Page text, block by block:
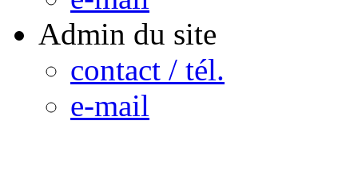
Admin du site
contact / tél.
e-mail